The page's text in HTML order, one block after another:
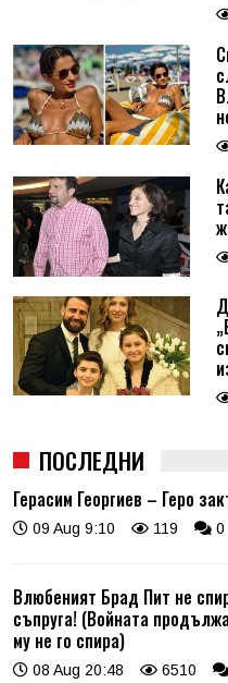
ПОСЛЕДНИ
Герасим Георгиев – Геро
09 Aug 9:10 119 0
Влюбеният Брад Пит не
съпруга! (Войната
му не го спира)
08 Aug 20:48 6510